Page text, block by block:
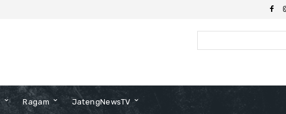
Ragam JatengNewsTV